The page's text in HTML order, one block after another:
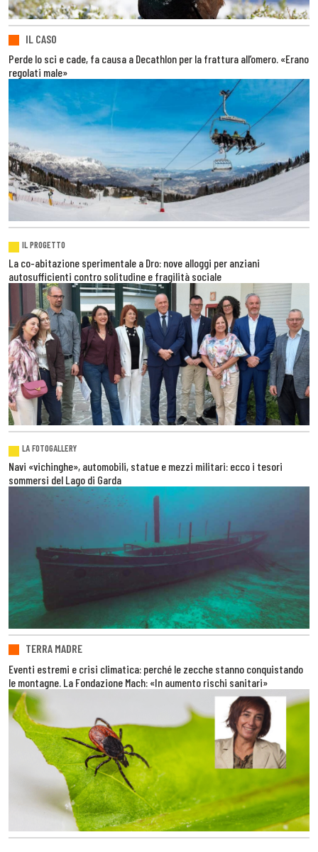
IL CASO
Perde lo sci e cade, fa causa a Decathlon per la frattura all’omero. «Erano
regolati male»
IL PROGETTO
La co-abitazione sperimentale a Dro: nove alloggi per anziani
autosufficienti contro solitudine e fragilità sociale
LA FOTOGALLERY
Navi «vichinghe», automobili, statue e mezzi militari: ecco i tesori
sommersi del Lago di Garda
TERRA MADRE
Eventi estremi e crisi climatica: perché le zecche stanno conquistando
le montagne. La Fondazione Mach: «In aumento rischi sanitari»